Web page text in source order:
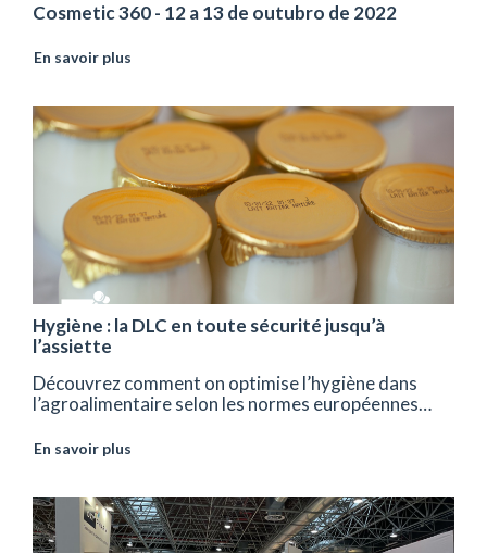
Cosmetic 360 - 12 a 13 de outubro de 2022
En savoir plus
Hygiène : la DLC en toute sécurité jusqu’à
l’assiette
Découvrez comment on optimise l’hygiène dans
l’agroalimentaire selon les normes européennes…
En savoir plus